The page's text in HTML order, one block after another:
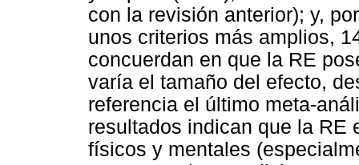
con la revisión anterior); y,
unos criterios más amplios,
concuerdan en que la RE
varía el tamaño del efecto,
referencia el último meta-
resultados indican que la RE
físicos y mentales